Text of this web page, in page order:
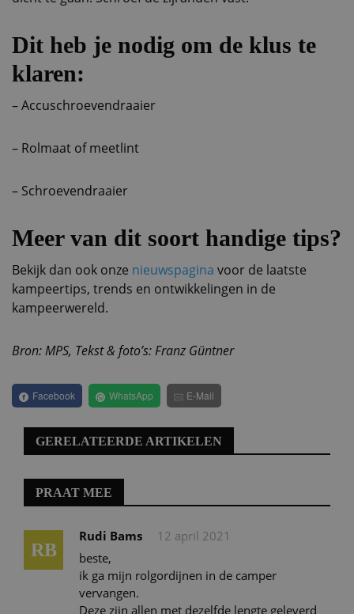
Dit heb je nodig om de klus te
klaren:
– Accuschroevendraaier
– Rolmaat of meetlint
– Schroevendraaier
Meer van dit soort handige tips?
Bekijk dan ook onze nieuwspagina voor de laatste
kampeertips, trends en ontwikkelingen in de
kampeerwereld.
Bron: MPS, Tekst & foto’s: Franz Güntner
Facebook WhatsApp E-Mail
GERELATEERDE ARTIKELEN
PRAAT MEE
RB
Rudi Bams
12 april 2021
beste,
ik ga mijn rolgordijnen in de camper
vervangen.
Deze zijn allen met dezelfde lengte geleverd